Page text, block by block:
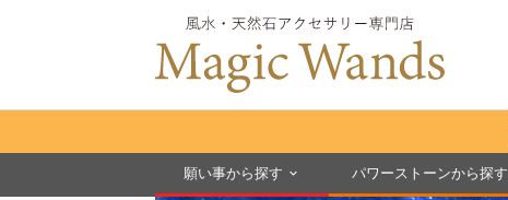
願い事から探す パワーストーンから探す